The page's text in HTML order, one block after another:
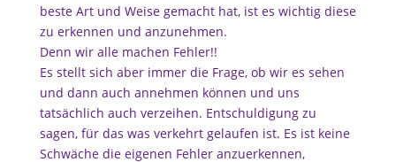
beste Art und Weise gemacht hat, ist es wichtig diese
zu erkennen und anzunehmen.
Denn wir alle machen Fehler!!
Es stellt sich aber immer die Frage, ob wir es sehen
und dann auch annehmen können und uns
tatsächlich auch verzeihen. Entschuldigung zu
sagen, für das was verkehrt gelaufen ist. Es ist keine
Schwäche die eigenen Fehler anzuerkennen,